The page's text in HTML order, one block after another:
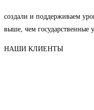
создали и поддерживаем
выше, чем государственные
НАШИ КЛИЕНТЫ